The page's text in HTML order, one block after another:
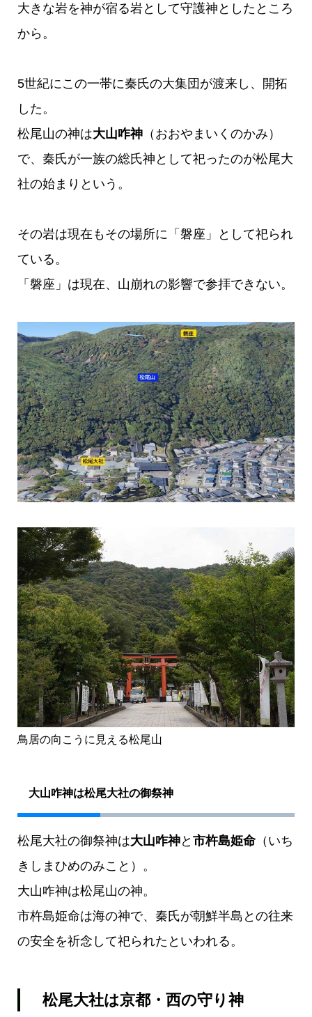
大きな岩を神が宿る岩として守護神としたところ
から。
5世紀にこの一帯に秦氏の大集団が渡来し、開拓
した。
松尾山の神は大山咋神 （おおやまいくのかみ）
で、秦氏が一族の総氏神として祀ったのが松尾大
社の始まりという。
その岩は現在もその場所に「磐座」として祀られ
ている。
「磐座」は現在、山崩れの影響で参拝できない。
鳥居の向こうに見える松尾山
大山咋神は松尾大社の御祭神
松尾大社の御祭神は大山咋神と 市杵島姫命（いち
きしまひめのみこと）。
大山咋神は松尾山の神。
市杵島姫命は海の神で、秦氏が朝鮮半島との往来
の安全を祈念して祀られたといわれる。
松尾大社は京都・西の守り神